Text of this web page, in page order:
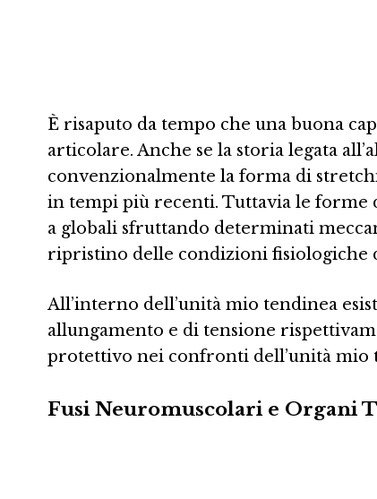
È risaputo da tempo che una buona
articolare. Anche se la storia legata
convenzionalmente la forma di
in tempi più recenti. Tuttavia le forme
a globali sfruttando determinati
ripristino delle condizioni fisiologiche
All’interno dell’unità mio tendinea
allungamento e di tensione
protettivo nei confronti dell’unità mio
Fusi Neuromuscolari e Organi